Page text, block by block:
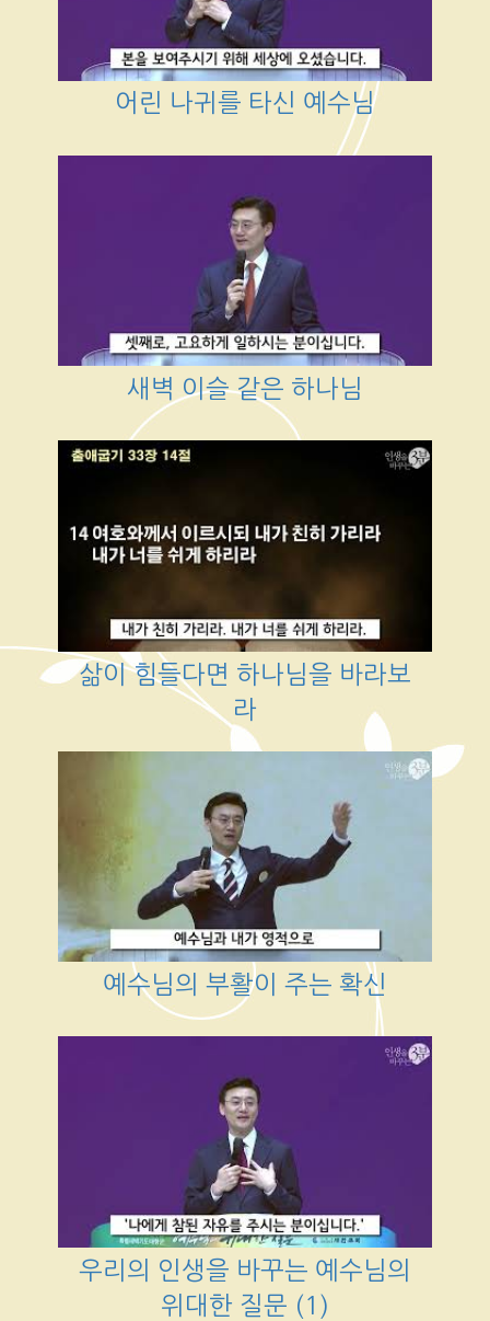
어린 나귀를 타신 예수님
새벽 이슬 같은 하나님
삶이 힘들다면 하나님을 바라보
라
예수님의 부활이 주는 확신
우리의 인생을 바꾸는 예수님의
위대한 질문 (1)